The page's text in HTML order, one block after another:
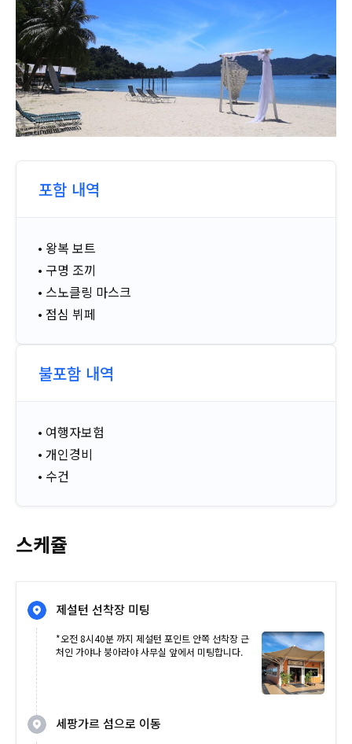
포함 내역
• 왕복 보트
• 구명 조끼
• 스노클링 마스크
• 점심 뷔페
불포함 내역
• 여행자보험
• 개인경비
• 수건
스케쥴
제설턴 선착장 미팅
*오전 8시40분 까지 제설턴 포인트 안쪽 선착장 근
처인 가야나 붕아라야 사무실 앞에서 미팅합니다.
세팡가르 섬으로 이동